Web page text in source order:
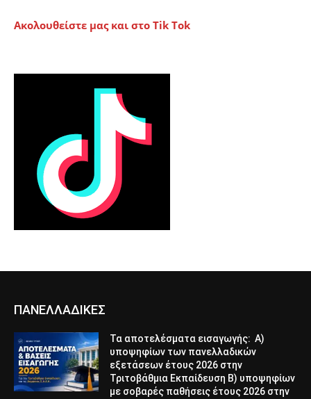
Ακολουθείστε μας και στο Tik Tok
ΠΑΝΕΛΛΑΔΙΚΕΣ
Τα αποτελέσματα εισαγωγής: Α)
υποψηφίων των πανελλαδικών
εξετάσεων έτους 2026 στην
Τριτοβάθμια Εκπαίδευση Β) υποψηφίων
με σοβαρές παθήσεις έτους 2026 στην